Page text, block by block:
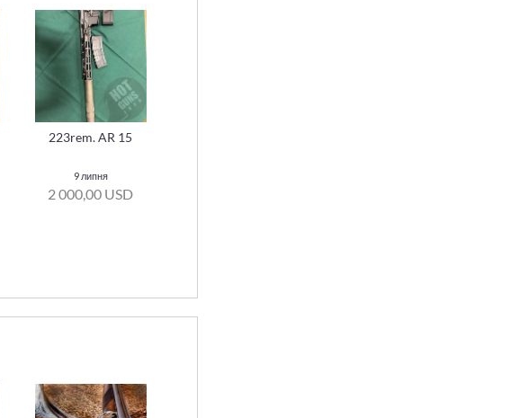
223rem. AR 15
9 липня
2 000,00 USD